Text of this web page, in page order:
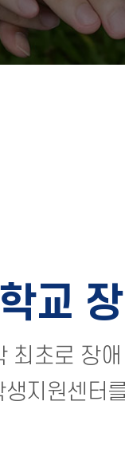
교
최초로 장
지원센터